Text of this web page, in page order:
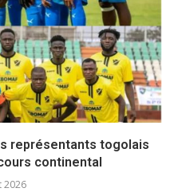
représentants togolais
continental
2026